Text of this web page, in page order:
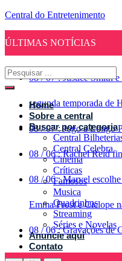
Central do Entretenimento
ÚLTIMAS NOTÍCIAS
08 / 07 : Justice Smith
segunda temporada de
08 / 07 : Jogo a Longo
08 / 06 : Rachel Reid
08 / 06 : Marvel
Emma Frost e Ciclope
08 / 06 : Gravações de
Home
Sobre a central
Buscar por categoria
Central
Central Celebra
Cinema
Críticas
Famosos
Musica
Quadrinhos
Streaming
Séries e Novelas
Anuncie aqui
Contato